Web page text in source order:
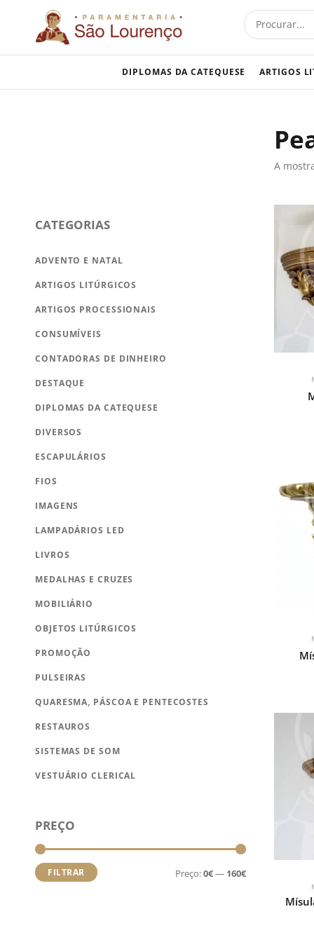
content
Procurar
DIPLOMAS DA CATEQUESE ARTIGOS
CATEGORIAS
ADVENTO E NATAL
ARTIGOS LITÚRGICOS
ARTIGOS PROCESSIONAIS
CONSUMÍVEIS
CONTADORAS DE DINHEIRO
DESTAQUE
DIPLOMAS DA CATEQUESE
DIVERSOS
ESCAPULÁRIOS
FIOS
IMAGENS
LAMPADÁRIOS LED
LIVROS
MEDALHAS E CRUZES
MOBILIÁRIO
OBJETOS LITÚRGICOS
PROMOÇÃO
PULSEIRAS
QUARESMA, PÁSCOA E PENTECOSTES
RESTAUROS
SISTEMAS DE SOM
VESTUÁRIO CLERICAL
PREÇO
FILTRAR Preço:0€— 160€
A